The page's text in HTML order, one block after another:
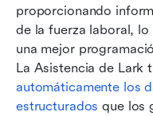
proporcionando
de la fuerza laboral,
una mejor
La Asistencia de Lark
automáticamente los
estructurados que los